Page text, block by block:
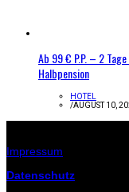
Ab 99 € P.P. – 2
Halbpension
HOTEL
/AUGUST 10,
Impressum
Datenschutz